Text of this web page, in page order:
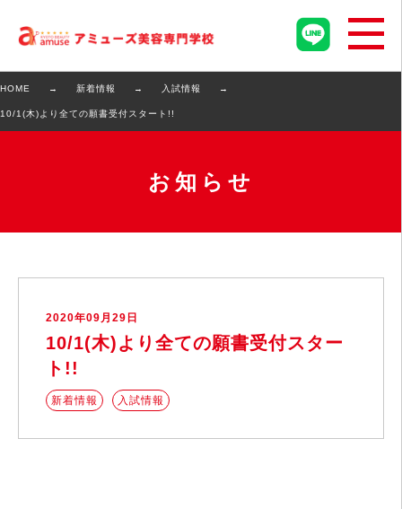
HOME 新着情報 入試情報
10/1(木)より全ての願書受付スタート!!
お知らせ
2020年09月29日
10/1(木)より全ての願書受付スター
ト!!
新着情報 入試情報